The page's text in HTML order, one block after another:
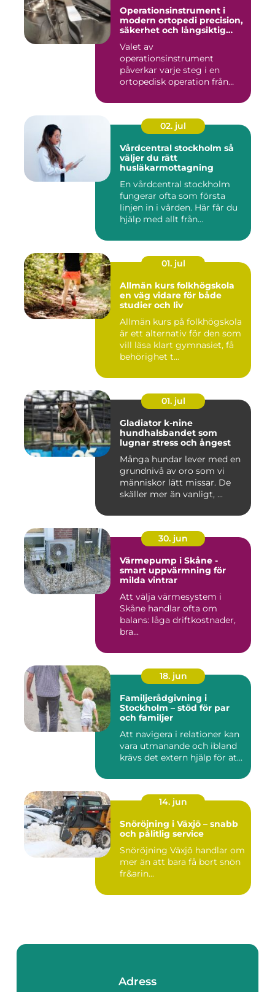
Operationsinstrument i
modern ortopedi precision,
säkerhet och långsiktig
Valet av
operationsinstrument
påverkar varje steg i en
ortopedisk operation från
02. jul
Vårdcentral stockholm så
väljer du rätt
husläkarmottagning
En vårdcentral stockholm
fungerar ofta som första
linjen in i vården. Här får du
hjälp med allt från...
01. jul
Allmän kurs folkhögskola
en väg vidare för både
studier och liv
Allmän kurs på folkhögskola
är ett alternativ för den som
vill läsa klart gymnasiet, få
behörighet t...
01. jul
Gladiator k-nine
hundhalsbandet som
lugnar stress och ångest
Många hundar lever med en
grundnivå av oro som vi
människor lätt missar. De
skäller mer än vanligt, ...
30. jun
Värmepump i Skåne -
smart uppvärmning för
milda vintrar
Att välja värmesystem i
Skåne handlar ofta om
balans: låga driftkostnader,
bra...
18. jun
Familjerådgivning i
Stockholm – stöd för par
och familjer
Att navigera i relationer kan
vara utmanande och ibland
krävs det extern hjälp för at...
14. jun
Snöröjning i Växjö – snabb
och pålitlig service
Snöröjning Växjö handlar om
mer än att bara få bort snön
fr&arin...
Adress